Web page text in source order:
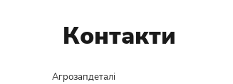
Контакти
Агрозапдеталі